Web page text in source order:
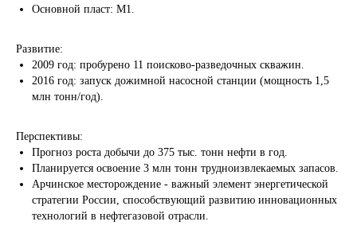
Основной пласт: М1.
Развитие:
2009 год: пробурено 11 поисково-разведочных скважин.
2016 год: запуск дожимной насосной станции (мощность 1,5
млн тонн/год).
Перспективы:
Прогноз роста добычи до 375 тыс. тонн нефти в год.
Планируется освоение 3 млн тонн трудноизвлекаемых запасов.
Арчинское месторождение - важный элемент энергетической
стратегии России, способствующий развитию инновационных
технологий в нефтегазовой отрасли.
Откуда доставляем